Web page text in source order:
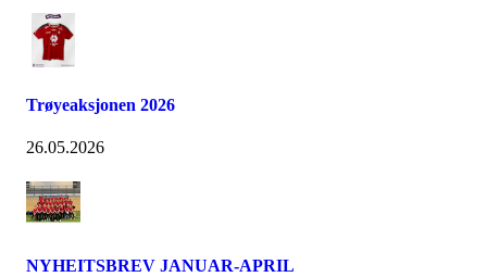
Trøyeaksjonen 2026
26.05.2026
NYHEITSBREV JANUAR-APRIL